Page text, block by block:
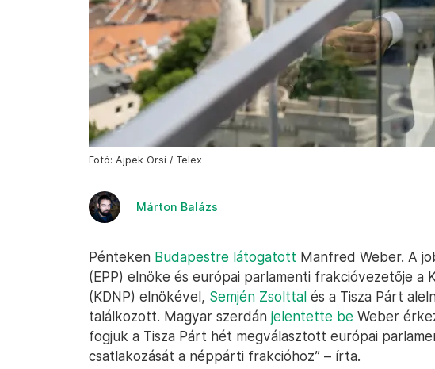
Fotó: Ajpek Orsi / Telex
Márton Balázs
Pénteken Budapestre látogatott Manfred Weber. A
(EPP) elnöke és európai parlamenti frakcióvezetője
(KDNP) elnökével, Semjén Zsolttal és a Tisza Párt
találkozott. Magyar szerdán jelentette be Weber
fogjuk a Tisza Párt hét megválasztott európai
csatlakozását a néppárti frakcióhoz” – írta.